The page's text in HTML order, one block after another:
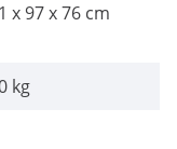
x 97 x 76 cm
kg